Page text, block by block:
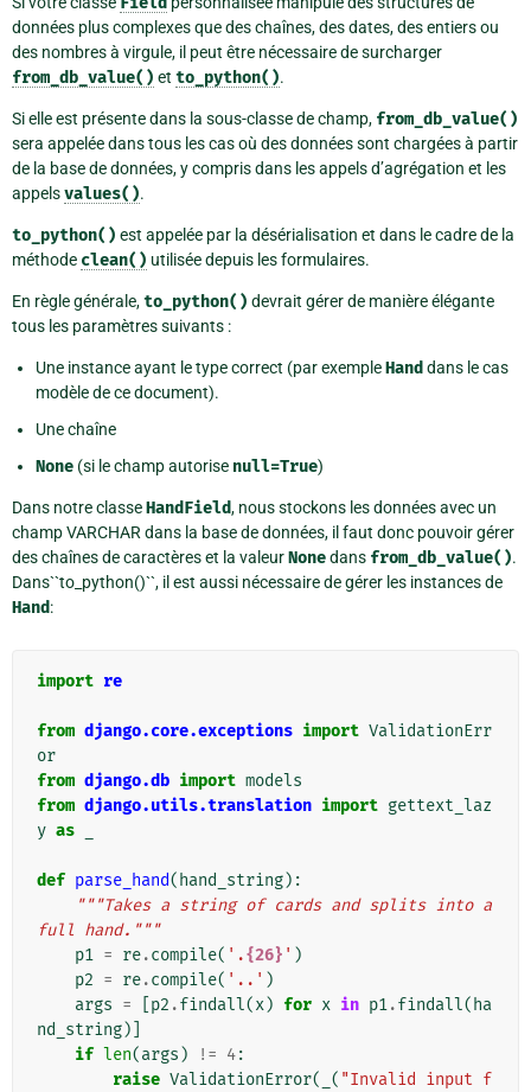
données plus complexes que des chaînes, des dates, des entiers ou
des nombres à virgule, il peut être nécessaire de surcharger
from_db_value() et to_python().
Si elle est présente dans la sous-classe de champ, from_db_value()
sera appelée dans tous les cas où des données sont chargées à partir
de la base de données, y compris dans les appels d’agrégation et les
appelsvalues().
to_python() est appelée par la désérialisation et dans le cadre de la
méthode clean() utilisée depuis les formulaires.
En règle générale,to_python() devrait gérer de manière élégante
tous les paramètres suivants :
Une instance ayant le type correct (par exempleHand dans le cas
modèle de ce document).
Une chaîne
None (si le champ autorise null=True)
Dans notre classeHandField, nous stockons les données avec un
champ VARCHAR dans la base de données, il faut donc pouvoir gérer
des chaînes de caractères et la valeurNonedans from_db_value().
Dans``to_python()``, il est aussi nécessaire de gérer les instances de
Hand:
import re
from django.core.exceptions import ValidationErr
or
from django.db import models
from django.utils.translation import gettext_laz
y as
def parse_hand( hand_string):
"""Takes a string of cards and splits into a
full hand."""
p1 = re.compile( '.{26} ' )
p2 = re.compile( '..' )
args = p2 .findall(x) for x in p1.findall( ha
nd_string)]
if len(args ) != 4:
raise ValidationError( ( "Invalid input f